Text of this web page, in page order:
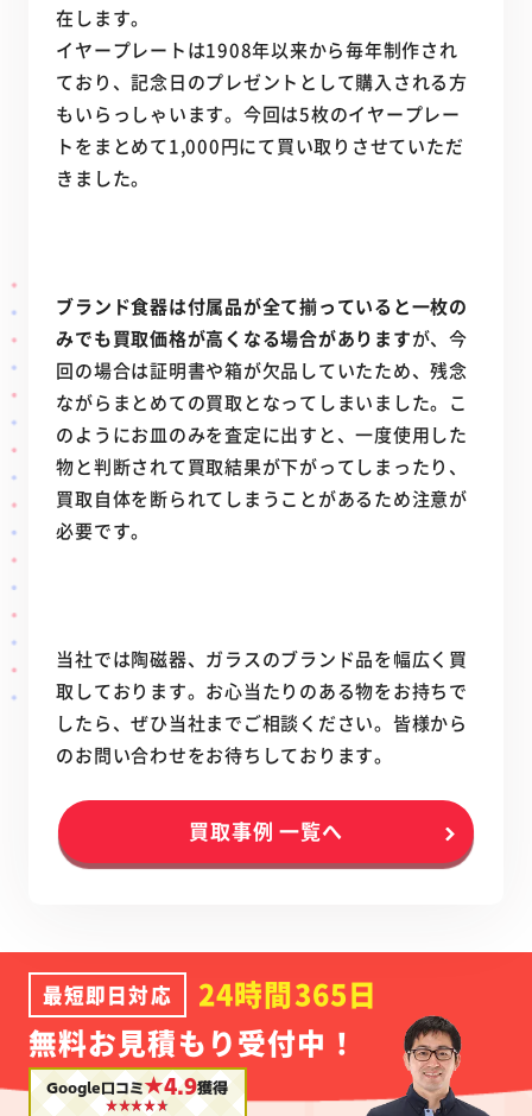
在します。
イヤープレートは1908年以来から毎年制作され
ており、記念日のプレゼントとして購入される方
もいらっしゃいます。今回は5枚のイヤープレー
トをまとめて1,000円にて買い取りさせていただ
きました。
ブランド食器は付属品が全て揃っていると一枚の
みでも買取価格が高くなる場合がありますが、今
回の場合は証明書や箱が欠品していたため、残念
ながらまとめての買取となってしまいました。こ
のようにお皿のみを査定に出すと、一度使用した
物と判断されて買取結果が下がってしまったり、
買取自体を断られてしまうことがあるため注意が
必要です。
当社では陶磁器、ガラスのブランド品を幅広く買
取しております。お心当たりのある物をお持ちで
したら、ぜひ当社までご相談ください。皆様から
のお問い合わせをお待ちしております。
買取事例 一覧へ
最短即日対応
24時間365日
無料お見積もり受付中！
Google口コミ★4.9獲得